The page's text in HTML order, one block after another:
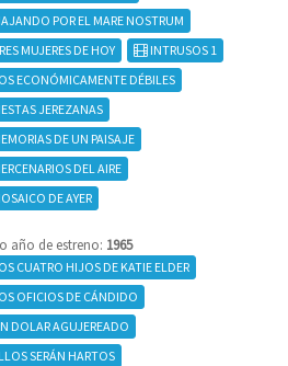
POR EL MARE NOSTRUM
MUJERES DE HOY
INTRUSOS 1
ECONÓMICAMENTE DÉBILES
JEREZANAS
DE UN PAISAJE
DEL AIRE
DE AYER
año de estreno: 1965
CUATRO HIJOS DE KATIE ELDER
OFICIOS DE CÁNDIDO
DOLAR AGUJEREADO
SERÁN HARTOS